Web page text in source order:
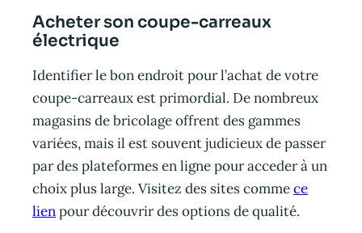
Acheter son coupe-carreaux
électrique
Identifier le bon endroit pour l’achat de votre
coupe-carreaux est primordial. De nombreux
magasins de bricolage offrent des gammes
variées, mais il est souvent judicieux de passer
par des plateformes en ligne pour acceder à un
choix plus large. Visitez des sites commece
lienpour découvrir des options de qualité.